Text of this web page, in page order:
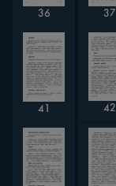
36 37
41 42